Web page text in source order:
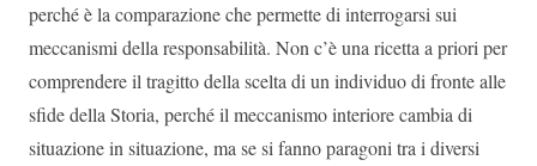
perché è la comparazione che permette di interrogarsi sui
meccanismi della responsabilità. Non c’è una ricetta a priori per
comprendere il tragitto della scelta di un individuo di fronte alle
sfide della Storia, perché il meccanismo interiore cambia di
situazione in situazione, ma se si fanno paragoni tra i diversi